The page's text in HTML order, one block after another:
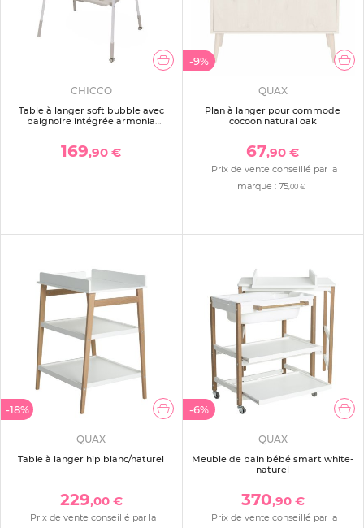
CHICCO
Table à langer soft bubble avec
baignoire intégrée armonia
169,90 €
-9%
QUAX
Plan à langer pour commode
cocoon natural oak
67,90 €
Prix de vente conseillé par la
marque : 75,00 €
-18%
QUAX
Table à langer hip blanc/naturel
229,00 €
Prix de vente conseillé par la
-6%
QUAX
Meuble de bain bébé smart white-
naturel
370,90 €
Prix de vente conseillé par la